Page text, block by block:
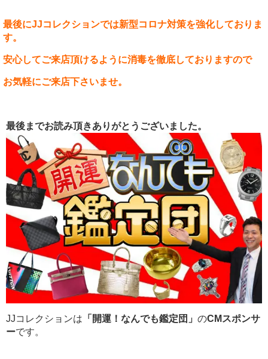
最後にJJコレクションでは新型コロナ対策を強化しておりま
す。
安心してご来店頂けるように消毒を徹底しておりますので
お気軽にご来店下さいませ。
最後までお読み頂きありがとうございました。
JJコレクションは 「開運！なんでも鑑定団」 のCMスポンサ
ーです。